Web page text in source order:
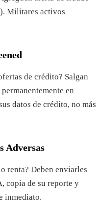
Militares activos
de crédito? Salgan
en
datos de crédito, no más
Adversas
renta? Deben enviarles
copia de su reporte y
inmediato.